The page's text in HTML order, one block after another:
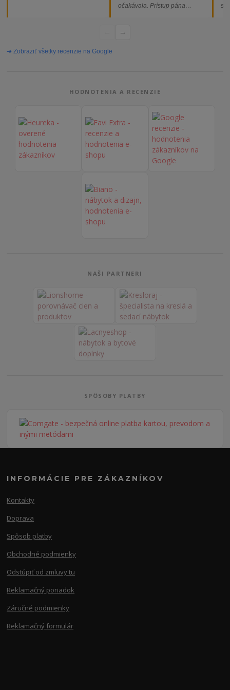
očakávala. Prístup pána
problémov. Vrele odporúčam!“
→
➔ Zobraziť všetky recenzie na Google
HODNOTENIA A RECENZIE
NAŠI PARTNERI
SPÔSOBY PLATBY
INFORMÁCIE PRE ZÁKAZNÍKOV
Kontakty
Doprava
Spôsob platby
Obchodné podmienky
Odstúpiť od zmluvy tu
Reklamačný poriadok
Záručné podmienky
Reklamačný formulár